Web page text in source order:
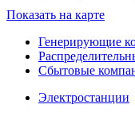
Показать на карте
Генерирующие
Сбытовые
Электростанции